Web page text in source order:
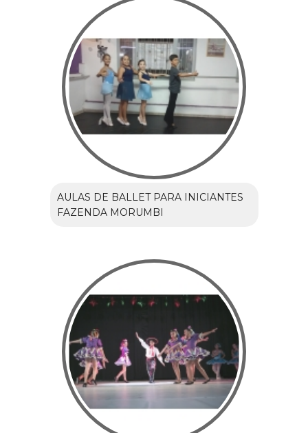
AULAS DE BALLET PARA INICIANTES
FAZENDA MORUMBI